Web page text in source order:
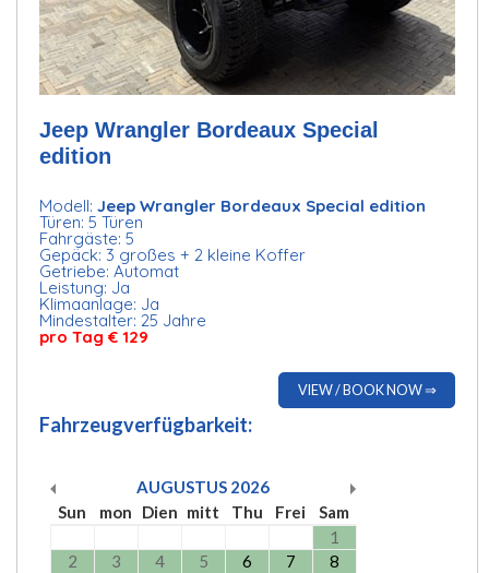
Jeep Wrangler Bordeaux Special
edition
Modell:Jeep Wrangler Bordeaux Special edition
Türen: 5 Türen
Fahrgäste: 5
Gepäck: 3 großes + 2 kleine Koffer
Getriebe: Automat
Leistung: Ja
Klimaanlage: Ja
Mindestalter: 25 Jahre
pro Tag € 129
VIEW / BOOK NOW ⇒
Fahrzeugverfügbarkeit:
AUGUSTUS 2026
Sun
mon Dien mitt Thu Frei
Sam
1
2
3 4 5 6 7
8